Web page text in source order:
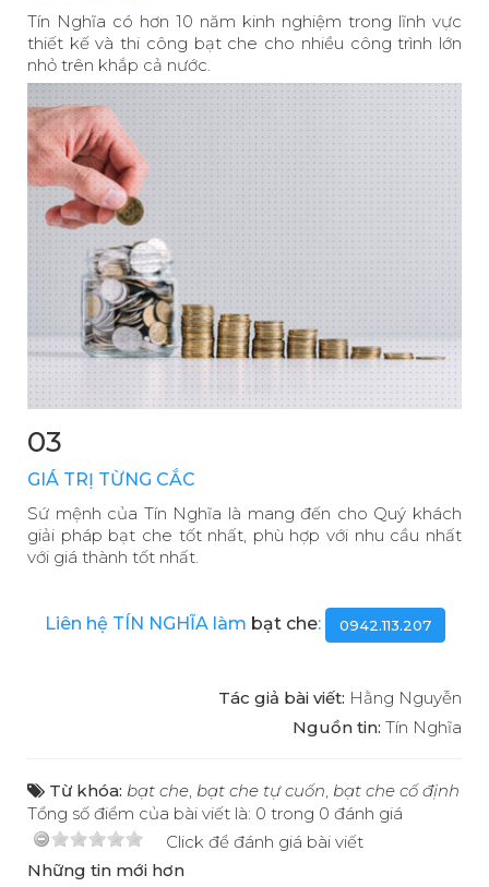
Tín Nghĩa có hơn 10 năm kinh nghiệm trong lĩnh vực
thiết kế và thi công bạt che cho nhiều công trình lớn
nhỏ trên khắp cả nước.
03
GIÁ TRỊ TỪNG CẮC
Sứ mệnh của Tín Nghĩa là mang đến cho Quý khách
giải pháp bạt che tốt nhất, phù hợp với nhu cầu nhất
với giá thành tốt nhất.
Liên hệ TÍN NGHĨA làm bạt che: 0942.113.207
Tác giả bài viết: Hằng Nguyễn
Nguồn tin: Tín Nghĩa
Từ khóa: bạt che bạt che tự cuốn bạt che cố định
Tổng số điểm của bài viết là: 0 trong 0 đánh giá
Click để đánh giá bài viết
Những tin mới hơn